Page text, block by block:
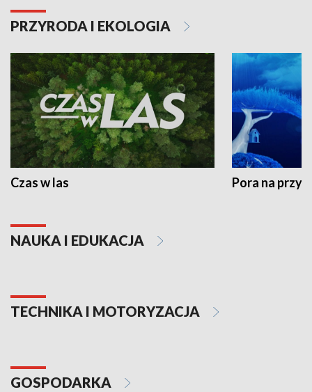
PRZYRODA I EKOLOGIA
Czas w las Pora na
NAUKA I EDUKACJA
TECHNIKA I MOTORYZACJA
GOSPODARKA